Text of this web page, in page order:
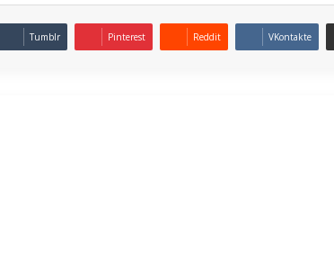
Tumblr Pinterest Reddit VKontakte